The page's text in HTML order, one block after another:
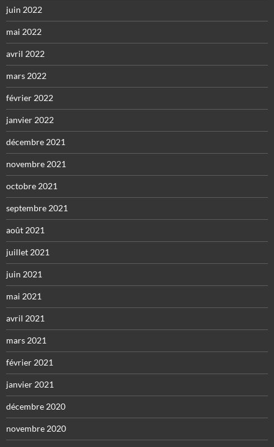
juin 2022
mai 2022
avril 2022
mars 2022
février 2022
janvier 2022
décembre 2021
novembre 2021
octobre 2021
septembre 2021
août 2021
juillet 2021
juin 2021
mai 2021
avril 2021
mars 2021
février 2021
janvier 2021
décembre 2020
novembre 2020